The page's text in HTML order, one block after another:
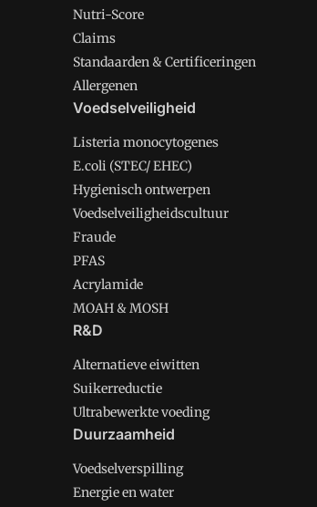
Nutri-Score
Claims
Standaarden & Certificeringen
Allergenen
Voedselveiligheid
Listeria monocytogenes
E.coli (STEC/ EHEC)
Hygienisch ontwerpen
Voedselveiligheidscultuur
Fraude
PFAS
Acrylamide
MOAH & MOSH
R&D
Alternatieve eiwitten
Suikerreductie
Ultrabewerkte voeding
Duurzaamheid
Voedselverspilling
Energie en water